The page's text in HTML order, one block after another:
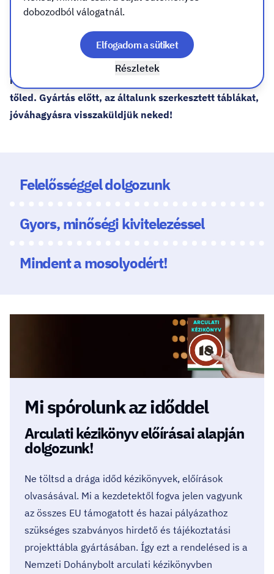
Szerkesztett nyitvatartás táblád, rendelést követően
küld el az info@molino24.hu címre. Ha nincs kész
nyitvatartás táblád a szükséges adatokat a
megrendelés véglegesítésekor, a „MEGJEGYZÉS”
rovatban tudod megadni vagy kollegáink kérni fogják
tőled. Gyártás előtt, az általunk szerkesztett táblákat,
jóváhagyásra visszaküldjük neked!
Felelősséggel dolgozunk
Gyors, minőségi kivitelezéssel
Mindent a mosolyodért!
Mi spórolunk az időddel
Arculati kézikönyv előírásai alapján
dolgozunk!
Ne töltsd a drága időd kézikönyvek, előírások
olvasásával. Mi a kezdetektől fogva jelen vagyunk
az összes EU támogatott és hazai pályázathoz
szükséges szabványos hirdető és tájékoztatási
projekttábla gyártásában. Így ezt a rendelésed is a
Nemzeti Dohánybolt arculati kézikönyvben
dobozodból válogatnál.
Részletek
Elfogadom a sütiket